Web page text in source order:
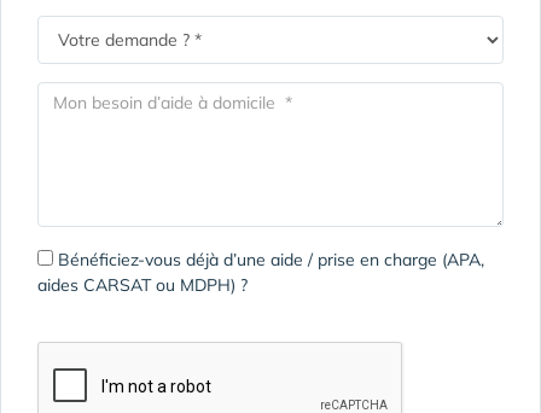
Bénéficiez-vous déjà d’une aide / prise en charge (APA,
aides CARSAT ou MDPH) ?